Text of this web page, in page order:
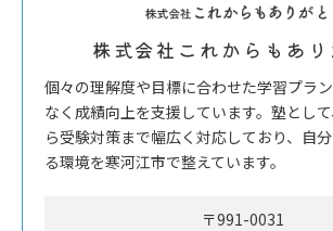
株式会社これからもあり
個々の理解度や目標に合わせた学習プラ
なく成績向上を支援しています。塾とし
ら受験対策まで幅広く対応しており、自
る環境を寒河江市で整えています。
〒991-0031